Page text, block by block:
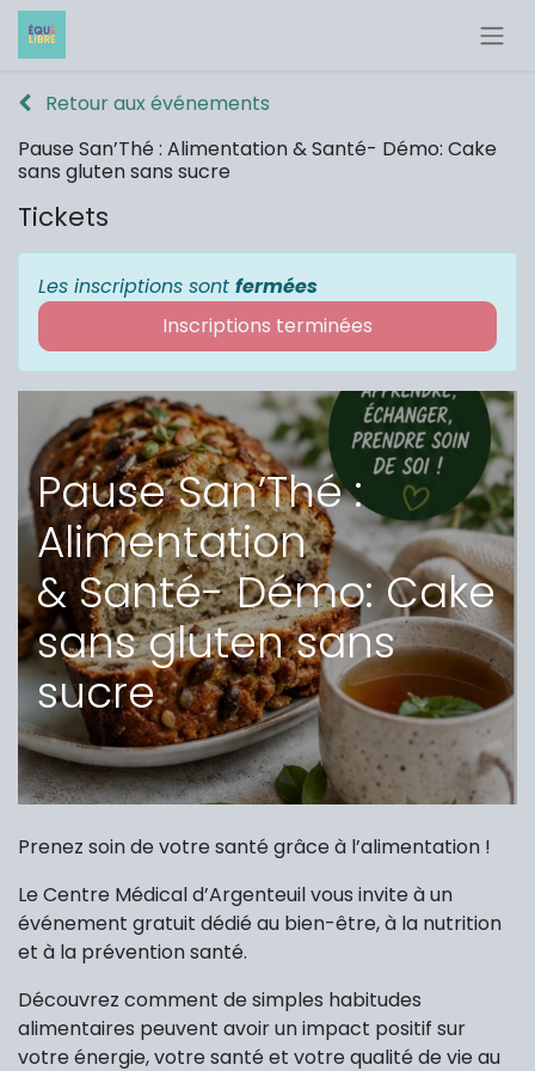
Retour aux événements
Pause San’Thé : Alimentation & Santé- Démo: Cake
sans gluten sans sucre
Tickets
Les inscriptions sont fermées
Inscriptions terminées
Pause San’Thé :
Alimentation
& Santé- Démo: Cake
sans gluten sans
sucre
Prenez soin de votre santé grâce à l’alimentation !
Le Centre Médical d’Argenteuil vous invite à un
événement gratuit dédié au bien-être, à la nutrition
et à la prévention santé.
Découvrez comment de simples habitudes
alimentaires peuvent avoir un impact positif sur
votre énergie, votre santé et votre qualité de vie au